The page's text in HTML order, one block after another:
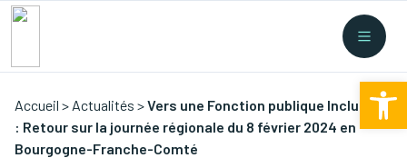
Collectes Nouvelles législations/
Accueil > Actualités >Vers une Fonction publique Inclusive
: Retour sur la journée régionale du 8 février 2024 en
Bourgogne-Franche-Comté